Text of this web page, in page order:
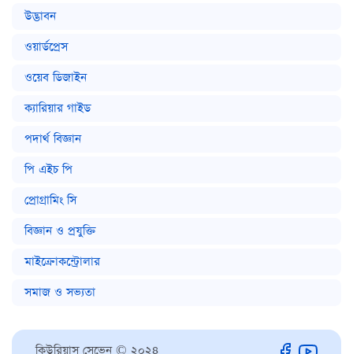
উদ্ভাবন
ওয়ার্ডপ্রেস
ওয়েব ডিজাইন
ক্যারিয়ার গাইড
পদার্থ বিজ্ঞান
পি এইচ পি
প্রোগ্রামিং সি
বিজ্ঞান ও প্রযুক্তি
মাইক্রোকন্ট্রোলার
সমাজ ও সভ্যতা
কিউরিয়াস সেভেন © ২০২৪